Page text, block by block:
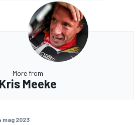
More from
Kris Meeke
mag 2023